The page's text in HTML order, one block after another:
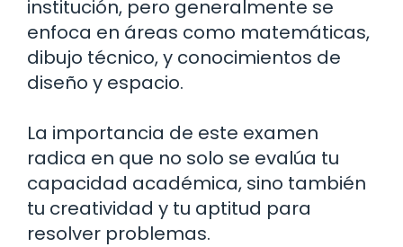
institución, pero generalmente se
enfoca en áreas como matemáticas,
dibujo técnico, y conocimientos de
diseño y espacio.
La importancia de este examen
radica en que no solo se evalúa tu
capacidad académica, sino también
tu creatividad y tu aptitud para
resolver problemas.